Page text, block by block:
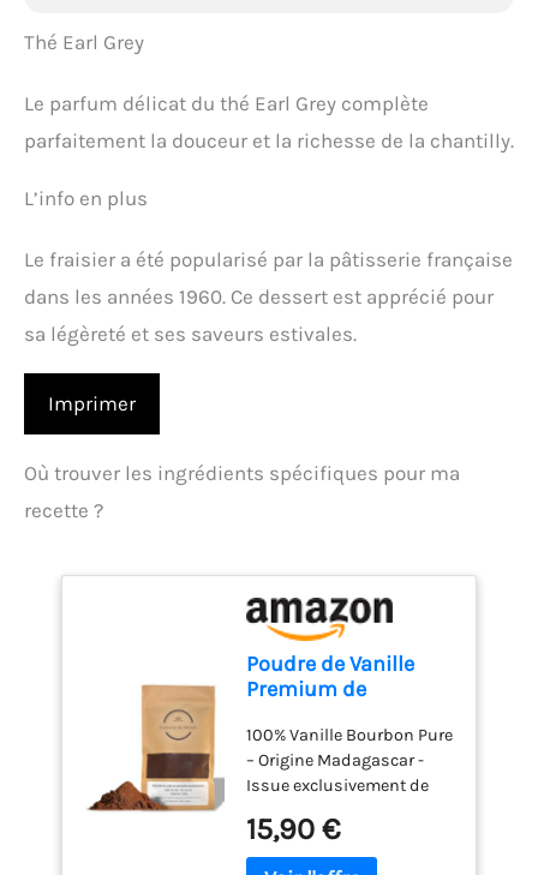
Thé Earl Grey
Le parfum délicat du thé Earl Grey complète
parfaitement la douceur et la richesse de la chantilly.
L’info en plus
Le fraisier a été popularisé par la pâtisserie française
dans les années 1960. Ce dessert est apprécié pour
sa légèreté et ses saveurs estivales.
Imprimer
Où trouver les ingrédients spécifiques pour ma
recette ?
Poudre de Vanille
Premium de
100% Vanille
Bourbon Naturelle -
Arôme Intense &
Parfum Gourmet -
Idéale Pâtisserie,
Dessert & Cuisine -
100% Vanille Bourbon Pure
– Origine Madagascar -
Issue exclusivement de
Bourbon de Madagascar,
reconnues dans le monde
15,90 €